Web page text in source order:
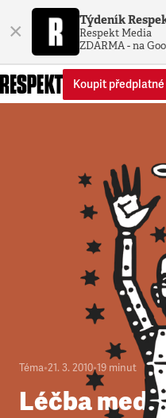
× Týdeník
Respekt Media
ZDARMA - na
Koupit předplatné
Téma•21. 3. 2010•19 minut
Léčba